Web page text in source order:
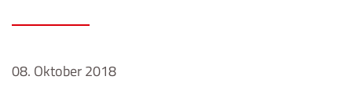
08. Oktober 2018